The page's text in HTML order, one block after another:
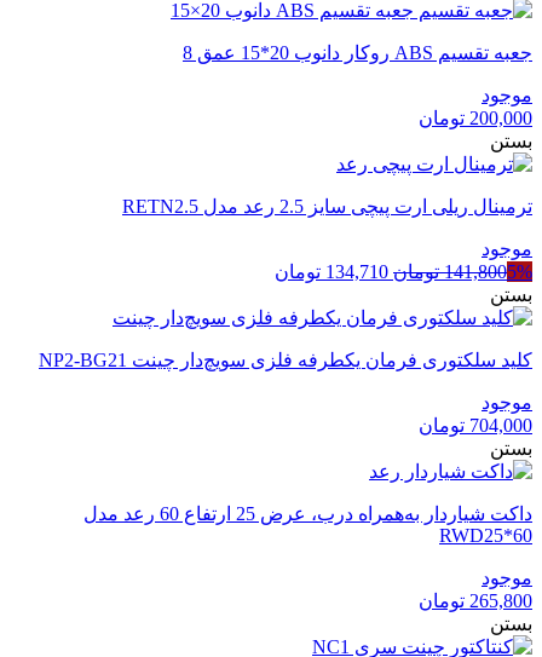
جعبه تقسیم ABS روکار دانوب 20*15 عمق 8
موجود
200,000 تومان
بستن
ترمینال ریلی ارت پیچی سایز 2.5 رعد مدل RETN2.5
موجود
5%
141,800 تومان قیمت
141,800 تومان
134,710 تومان
134,710 تومان
بستن
کلید سلکتوری فرمان یکطرفه فلزی سویچ‌دار چینت NP2-BG21
موجود
704,000 تومان
بستن
داکت شیاردار به‌همراه درب، عرض 25 ارتفاع 60 رعد مدل
RWD25*60
موجود
265,800 تومان
بستن